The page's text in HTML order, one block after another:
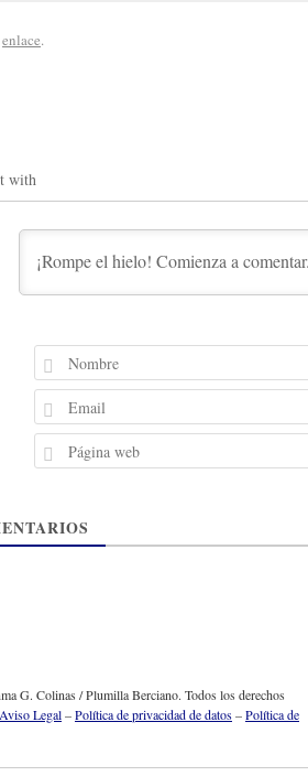
enlace.
with
G. Colinas / Plumilla Berciano. Todos los derechos
Aviso Legal–Política de privacidad de datos–Política de